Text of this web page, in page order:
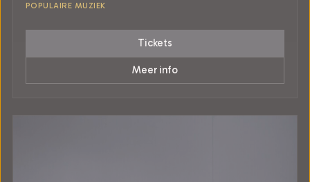
POPULAIRE MUZIEK
Tickets
Meer info